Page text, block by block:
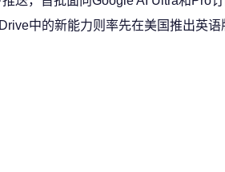
中的新能力则率先在美国推出英语